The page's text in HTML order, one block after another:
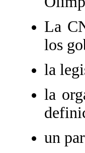
La
los
la
la
un